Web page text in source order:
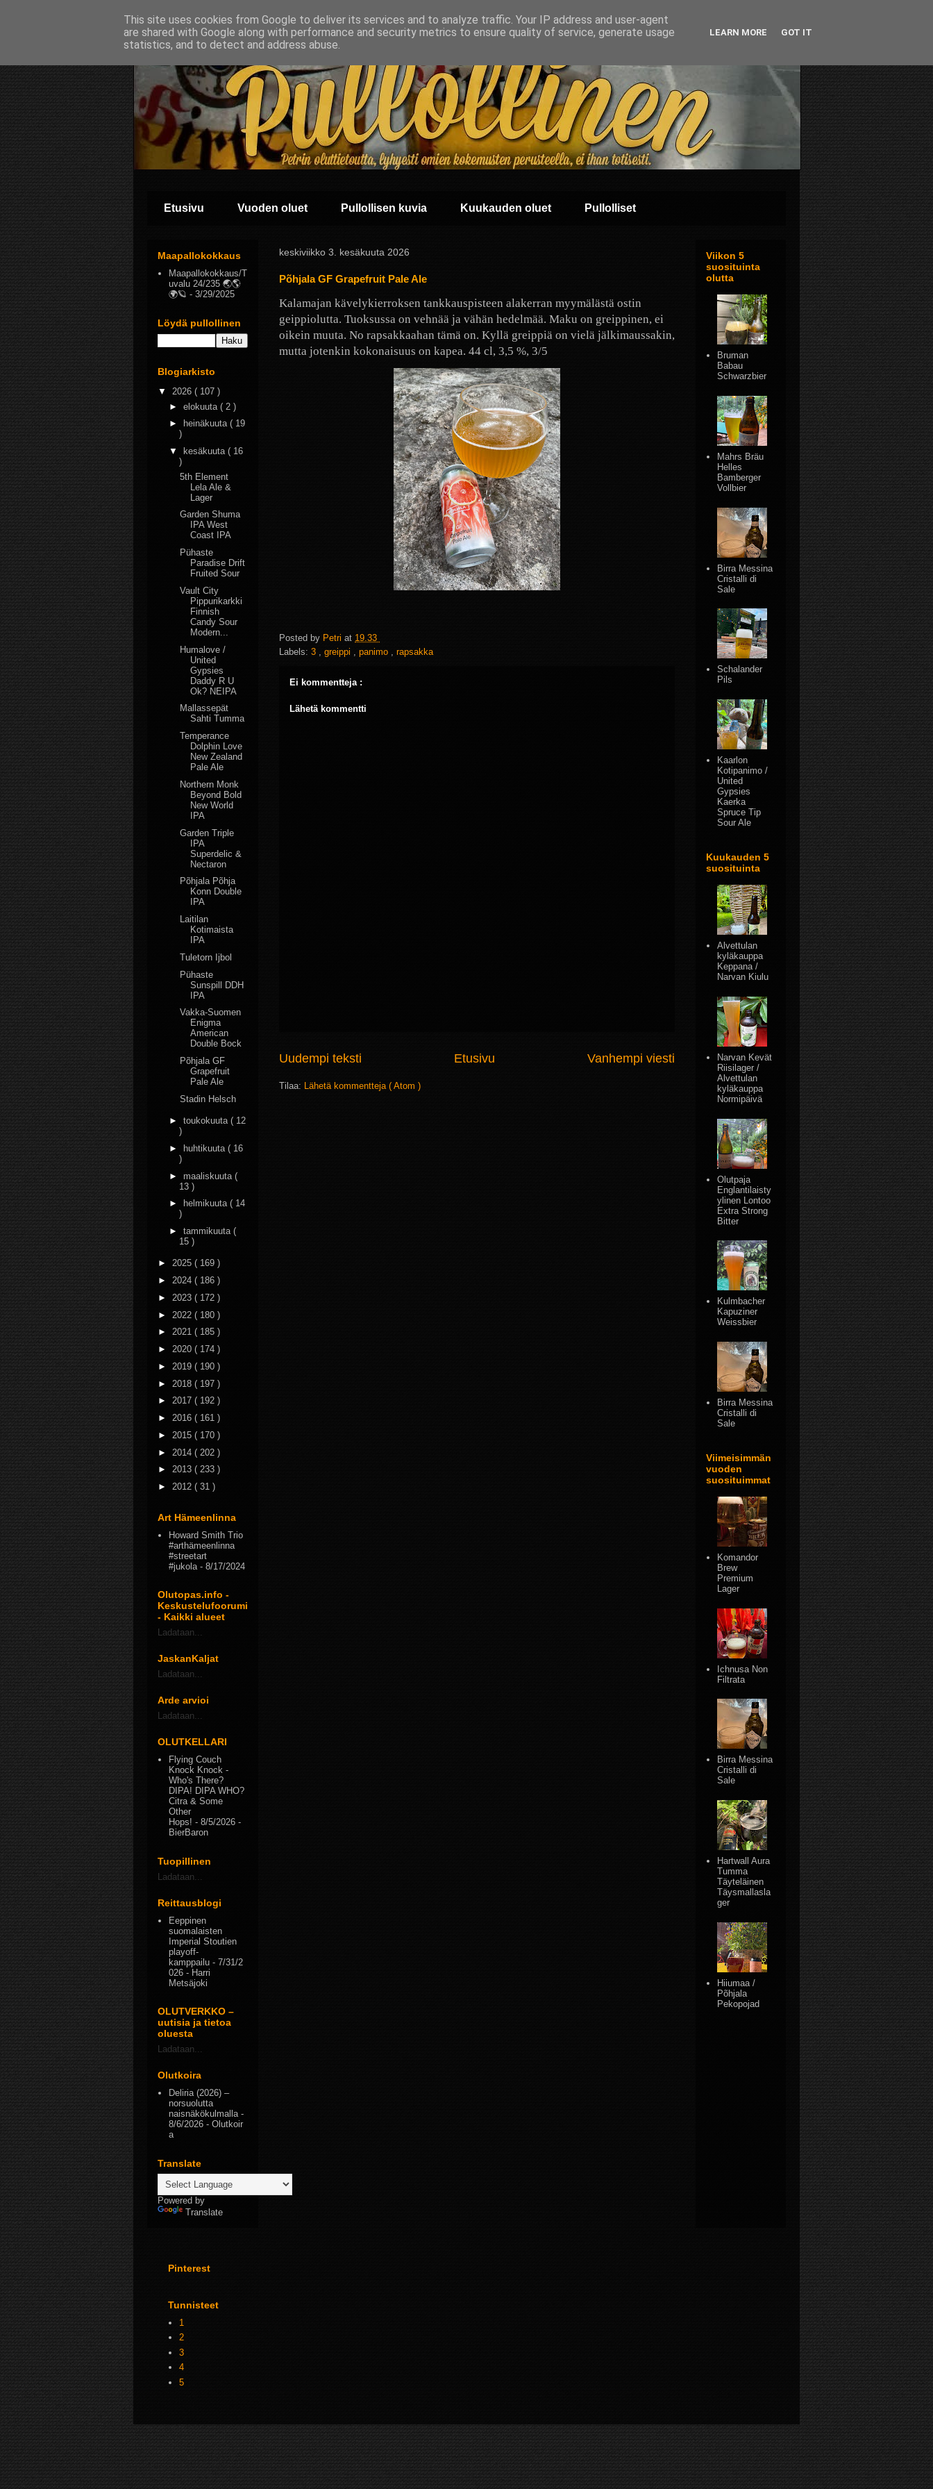
Etusivu Vuoden oluet Pullollisen kuvia Kuukauden oluet Pullolliset
keskiviikko 3. kesäkuuta 2026
Põhjala GF Grapefruit Pale Ale
Kalamajan kävelykierroksen tankkauspisteen alakerran myymälästä ostin
geippiolutta. Tuoksussa on vehnää ja vähän hedelmää. Maku on greippinen, ei
oikein muuta. No rapsakkaahan tämä on. Kyllä greippiä on vielä jälkimaussakin,
mutta jotenkin kokonaisuus on kapea. 44 cl, 3,5 %, 3/5
Posted by Petri at 19.33
Labels: 3 , greippi , panimo , rapsakka
Ei kommentteja :
Lähetä kommentti
Uudempi teksti Vanhempi viesti
Etusivu
Tilaa: Lähetä kommentteja ( Atom )
Maapallokokkaus
Maapallokokkaus/T
uvalu 24/235 🌏🌎
🌍🪐 - 3/29/2025
Löydä pullollinen
Blogiarkisto
▼ 2026 ( 107 )
► elokuuta ( 2 )
►
heinäkuuta ( 19
)
▼
kesäkuuta ( 16
)
5th Element
Lela Ale &
Lager
Garden Shuma
IPA West
Coast IPA
Pühaste
Paradise Drift
Fruited Sour
Vault City
Pippurikarkki
Finnish
Candy Sour
Modern...
Humalove /
United
Gypsies
Daddy R U
Ok? NEIPA
Mallassepät
Sahti Tumma
Temperance
Dolphin Love
New Zealand
Pale Ale
Northern Monk
Beyond Bold
New World
IPA
Garden Triple
IPA
Superdelic &
Nectaron
Põhjala Põhja
Konn Double
IPA
Laitilan
Kotimaista
IPA
Tuletorn Ijbol
Pühaste
Sunspill DDH
IPA
Vakka-Suomen
Enigma
American
Double Bock
Põhjala GF
Grapefruit
Pale Ale
Stadin Helsch
► toukokuuta ( 12
)
►
huhtikuuta ( 16
)
► maaliskuuta (
13 )
►
helmikuuta ( 14
)
► tammikuuta (
15 )
► 2025 ( 169 )
► 2024 ( 186 )
► 2023 ( 172 )
► 2022 ( 180 )
► 2021 ( 185 )
► 2020 ( 174 )
► 2019 ( 190 )
► 2018 ( 197 )
► 2017 ( 192 )
► 2016 ( 161 )
► 2015 ( 170 )
► 2014 ( 202 )
► 2013 ( 233 )
► 2012 ( 31 )
Art Hämeenlinna
Howard Smith Trio
#arthämeenlinna
#streetart
#jukola - 8/17/2024
Olutopas.info -
Keskustelufoorumi
- Kaikki alueet
Ladataan...
JaskanKaljat
Ladataan...
Arde arvioi
Ladataan...
OLUTKELLARI
Flying Couch
Knock Knock -
Who's There?
DIPA! DIPA WHO?
Citra & Some
Other
Hops! - 8/5/2026 -
BierBaron
Tuopillinen
Ladataan...
Reittausblogi
Eeppinen
suomalaisten
Imperial Stoutien
playoff-
kamppailu - 7/31/2
026 - Harri
Metsäjoki
OLUTVERKKO –
uutisia ja tietoa
oluesta
Ladataan...
Olutkoira
Deliria (2026) –
norsuolutta
naisnäkökulmalla-
8/6/2026 - Olutkoir
a
Translate
Powered by
Translate
Viikon 5
suosituinta
olutta
Bruman
Babau
Schwarzbier
Mahrs Bräu
Helles
Bamberger
Vollbier
Birra Messina
Cristalli di
Sale
Schalander
Pils
Kaarlon
Kotipanimo /
United
Gypsies
Kaerka
Spruce Tip
Sour Ale
Kuukauden 5
suosituinta
Alvettulan
kyläkauppa
Keppana /
Narvan Kiulu
Narvan Kevät
Riisilager /
Alvettulan
kyläkauppa
Normipäivä
Olutpaja
Englantilaisty
ylinen Lontoo
Extra Strong
Bitter
Kulmbacher
Kapuziner
Weissbier
Birra Messina
Cristalli di
Sale
Viimeisimmän
vuoden
suosituimmat
Komandor
Brew
Premium
Lager
Ichnusa Non
Filtrata
Birra Messina
Cristalli di
Sale
Hartwall Aura
Tumma
Täyteläinen
Täysmallasla
ger
Hiiumaa /
Põhjala
Pekopojad
Pinterest
Tunnisteet
1
2
3
4
5
This site uses cookies from Google to deliver its services and to analyze traffic. Your IP address and user-agent
are shared with Google along with performance and security metrics to ensure quality of service, generate usage
statistics, and to detect and address abuse.
LEARN MORE GOT IT